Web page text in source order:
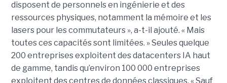
disposent de personnels en ingénierie et des
ressources physiques, notamment la mémoire et les
lasers pour les commutateurs », a-t-il ajouté. « Mais
toutes ces capacités sont limitées. » Seules quelque
200 entreprises exploitent des datacenters IA haut
de gamme, tandis qu’environ 100 000 entreprises
exploitent des centres de données classiques. « Sauf